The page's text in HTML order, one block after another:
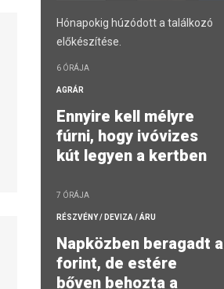
Hónapokig húzódott a találkozó
előkészítése.
6 ÓRÁJA
AGRÁR
Ennyire kell mélyre
fúrni, hogy ivóvizes
kút legyen a kertben
7 ÓRÁJA
RÉSZVÉNY / DEVIZA / ÁRU
Napközben beragadt a
forint, de estére
bőven behozta a